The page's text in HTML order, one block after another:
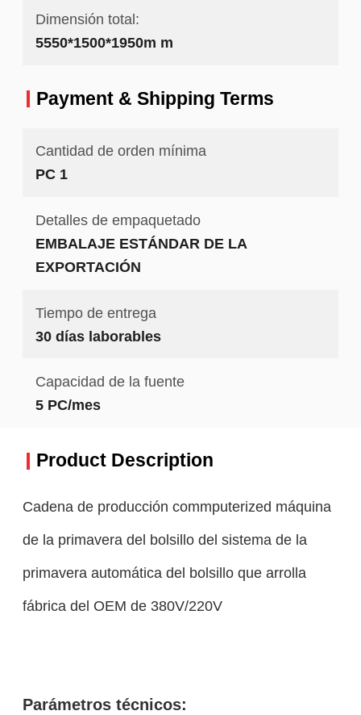
Dimensión total:
5550*1500*1950m m
Payment & Shipping Terms
Cantidad de orden mínima
PC 1
Detalles de empaquetado
EMBALAJE ESTÁNDAR DE LA
EXPORTACIÓN
Tiempo de entrega
30 días laborables
Capacidad de la fuente
5 PC/mes
Product Description
Cadena de producción commputerized máquina
de la primavera del bolsillo del sistema de la
primavera automática del bolsillo que arrolla
fábrica del OEM de 380V/220V
Parámetros técnicos: